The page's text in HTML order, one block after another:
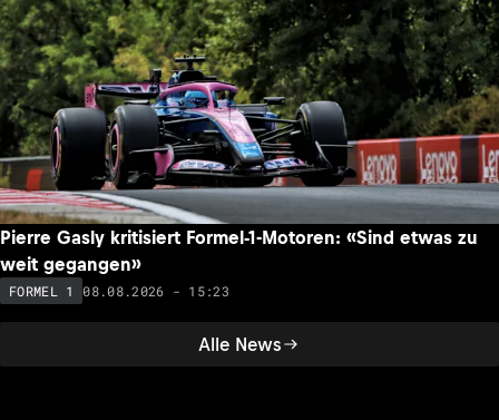
Alle News
Pierre Gasly kritisiert Formel-1-Motoren: «Sind etwas zu
weit gegangen»
FORMEL 1 08.08.2026 - 15:23